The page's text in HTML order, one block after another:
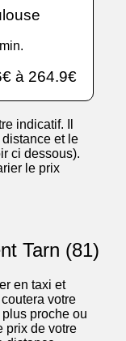
à 264.9€
indicatif. Il
et le
ci dessous).
le prix
Tarn (81)
en taxi et
votre
proche ou
prix de votre